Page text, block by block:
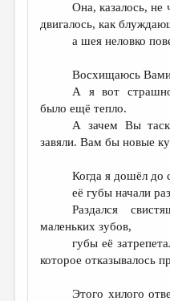
Она, казалось, не
двигалось, как
а шея неловко
Восхищаюсь
А я вот
было ещё тепло.
А зачем Вы
завяли. Вам бы новые
Когда я дошёл до
её губы начали
Раздался
маленьких зубов,
губы её
которое отказывалось
Этого хилого